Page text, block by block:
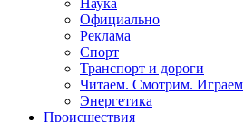
Наука
Официально
Реклама
Спорт
Транспорт и дороги
Читаем. Смотрим. Играем
Энергетика
Происшествия